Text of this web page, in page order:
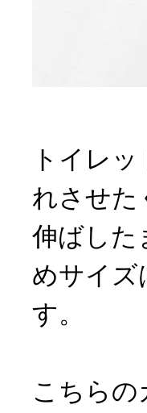
トイレ
れさせた
伸ばした
めサイズ
す。
こちら